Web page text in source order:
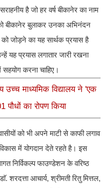
है जो हर वर्ष बीकानेर का नाम
बीकानेर बुलाकर उनका अभिनंदन
को जोड़ने का यह सार्थक प्रयास है
यह प्रयास लगातार जारी रखना
करना चाहिए।
माध्यमिक विद्यालय ने 'एक
का रोपण किया
को भी अपने माटी से काफी लगाव
में योगदान देते रहते है। इस
निर्विकल्प फाउण्डेशन के वरिष्ठ
शरदत्ता आचार्य, श्रीमती रितु मित्तल,